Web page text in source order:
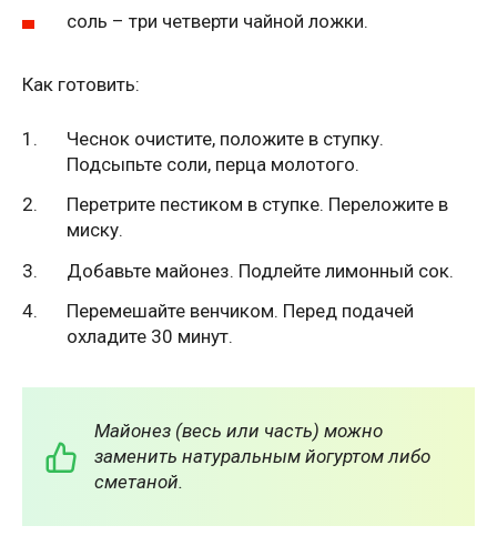
соль – три четверти чайной ложки.
Как готовить:
Чеснок очистите, положите в ступку.
Подсыпьте соли, перца молотого.
Перетрите пестиком в ступке. Переложите в
миску.
Добавьте майонез. Подлейте лимонный сок.
Перемешайте венчиком. Перед подачей
охладите 30 минут.
Майонез (весь или часть) можно
заменить натуральным йогуртом либо
сметаной.